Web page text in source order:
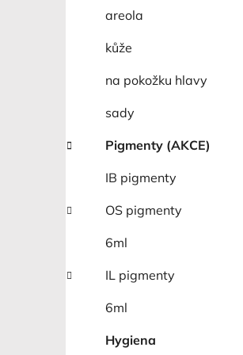
areola
kůže
na pokožku hlavy
sady
Pigmenty (AKCE)
IB pigmenty
OS pigmenty
6ml
IL pigmenty
6ml
Hygiena